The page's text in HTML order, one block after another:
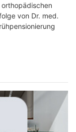
von Dr. med.